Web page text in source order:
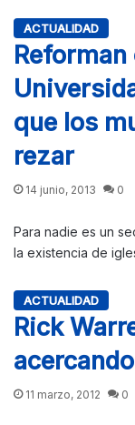
ACTUALIDAD
que los
rezar
14 junio, 2013 0
Para nadie es un
la existencia de
ACTUALIDAD
Rick
11 marzo, 2012 0